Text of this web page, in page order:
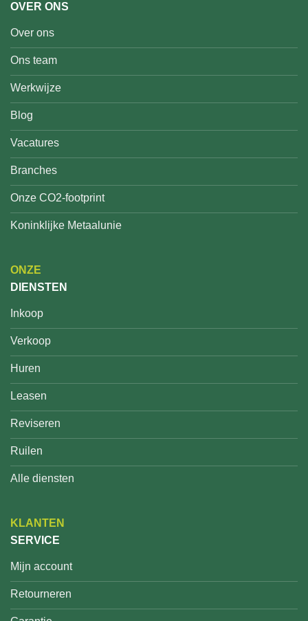
OVER ONS
Over ons
Ons team
Werkwijze
Blog
Vacatures
Branches
Onze CO2-footprint
Koninklijke Metaalunie
ONZE
DIENSTEN
Inkoop
Verkoop
Huren
Leasen
Reviseren
Ruilen
Alle diensten
KLANTEN
SERVICE
Mijn account
Retourneren